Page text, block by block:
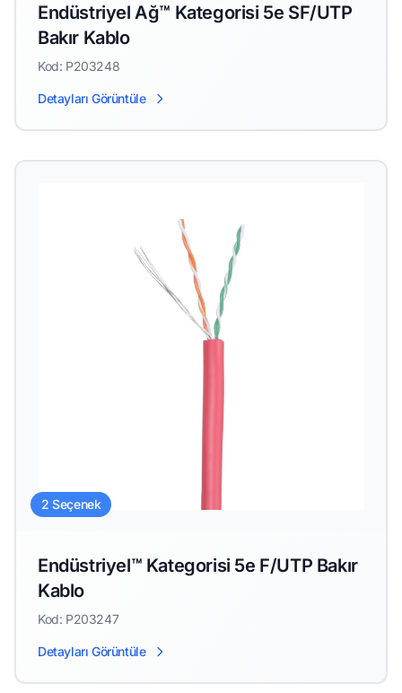
Endüstriyel Ağ™ Kategorisi 5e SF/UTP
Bakır Kablo
Kod: P203248
Detayları Görüntüle
2 Seçenek
Endüstriyel™ Kategorisi 5e F/UTP Bakır
Kablo
Kod: P203247
Detayları Görüntüle